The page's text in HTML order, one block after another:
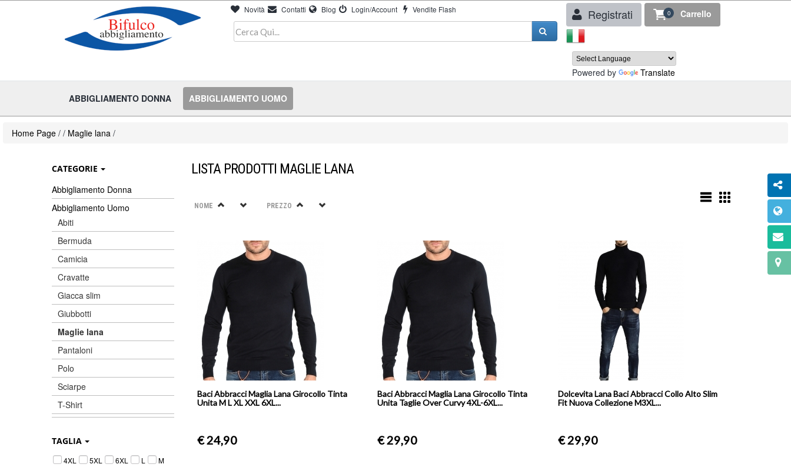
Novità Contatti Blog Login/Account Vendite Flash Registrati 0 Carrello
Powered by Translate
ABBIGLIAMENTO DONNA ABBIGLIAMENTO UOMO
Home Page / / Maglie lana /
CATEGORIE
Abbigliamento Donna
Abbigliamento Uomo
Abiti
Bermuda
Camicia
Cravatte
Giacca slim
Giubbotti
Maglie lana
Pantaloni
Polo
Sciarpe
T-Shirt
TAGLIA
4XL 5XL 6XL L
M
LISTA PRODOTTI MAGLIE LANA
NOME PREZZO
Baci Abbracci Maglia Lana Girocollo Tinta
Unita M L XL XXL 6XL...
€ 24,90
Baci Abbracci Maglia Lana Girocollo Tinta
Unita Taglie Over Curvy 4XL-6XL...
€ 29,90
Dolcevita Lana Baci Abbracci Collo Alto Slim
Fit Nuova Collezione M3XL...
€ 29,90